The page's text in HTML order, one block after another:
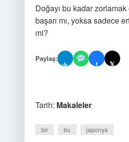
Doğayı bu kadar
başarı mı, yoksa sadece
mi?
Paylaş:
✈ f 𝕏
Tarih: Makaleler
bir bu japonya